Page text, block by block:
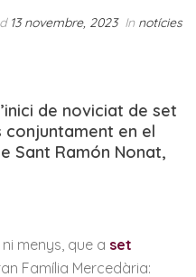
13 novembre, 2023 In notícies
de noviciat de set
en el
Sant Ramón Nonat,
menys, que a set
Família Mercedària: